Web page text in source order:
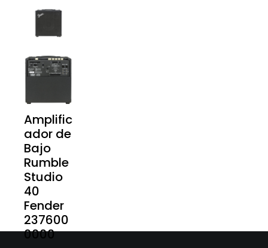
Amplific
ador de
Bajo
Rumble
Studio
40
Fender
237600
0000